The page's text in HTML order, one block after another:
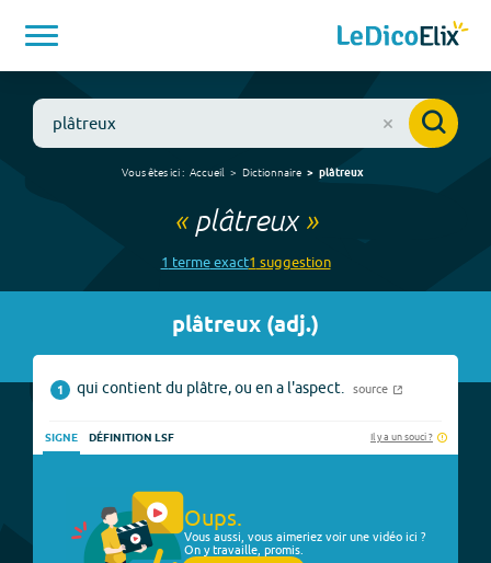
Vous êtes ici : Accueil Dictionnaire plâtreux
« plâtreux»
1 termeexact1 suggestion
plâtreux (adj.)
1 qui contient du plâtre, ou en a l'aspect. source
SIGNE DÉFINITION LSF Il y a un souci ?
Oups.
Vous aussi, vous aimeriez voir une vidéo ici ?
On y travaille, promis.